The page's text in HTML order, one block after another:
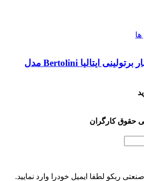
پمپ کارواش 200 بار برتولینی ایتالیا Bertolini مدل
حقوق کارگران
ربکو لطفا ایمیل خودرا وارد نمایید.